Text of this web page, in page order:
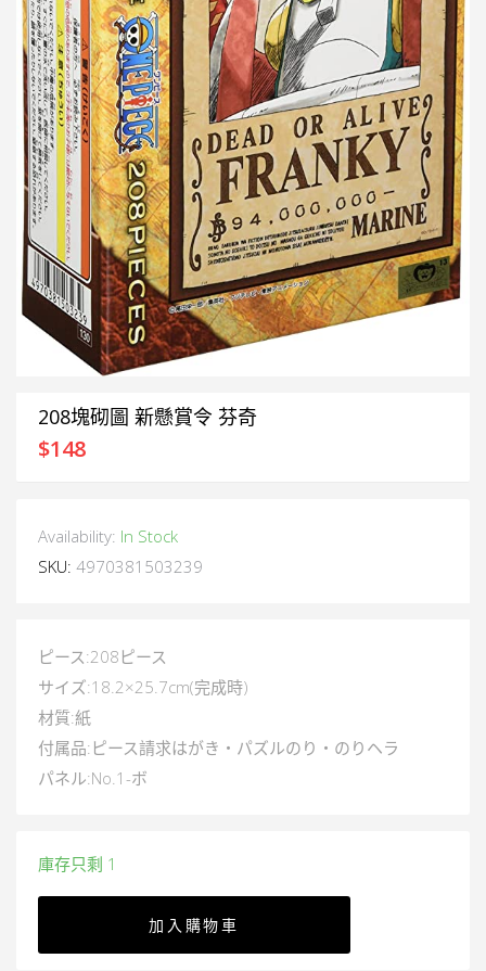
208塊砌圖 新懸賞令 芬奇
$148
Availability: In Stock
SKU: 4970381503239
ピース:208ピース
サイズ:18.2×25.7cm(完成時)
材質:紙
付属品:ピース請求はがき・パズルのり・のりヘラ
パネル:No.1-ボ
庫存只剩 1
加入購物車